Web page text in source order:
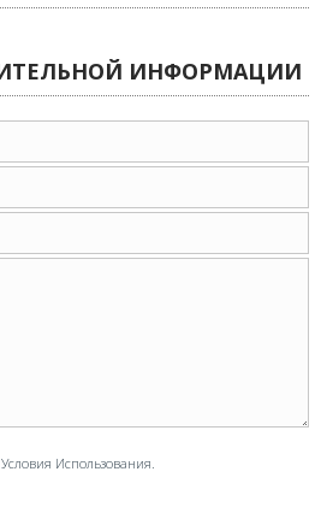
ИНФОРМАЦИИ
Условия Использования.